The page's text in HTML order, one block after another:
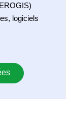
logiciels